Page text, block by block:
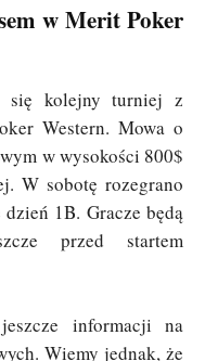
w Merit Poker
się kolejny turniej z
Western. Mowa o
w wysokości 800$
W sobotę rozegrano
1B. Gracze będą
przed startem
informacji na
Wiemy jednak, że